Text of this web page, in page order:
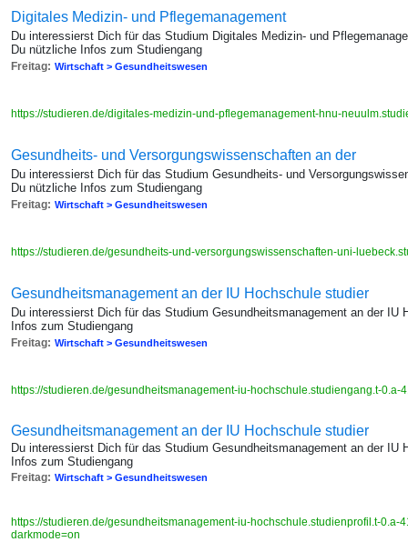
Di­gi­ta­les Me­di­zin- und Pfle­ge­ma­nage­ment
Du interessierst Dich für das Studium Di­gi­ta­les Me­di­zin- und
Du nützliche Infos zum Studiengang
Freitag: Wirtschaft > Gesundheitswesen
https://studieren.de/digitales-medizin-und-pflegemanagement-hnu-
Gesundheits- und Versorgungswissenschaften an der
Du interessierst Dich für das Studium Gesundheits- und
Du nützliche Infos zum Studiengang
Freitag: Wirtschaft > Gesundheitswesen
https://studieren.de/gesundheits-und-versorgungswissenschaften-uni-
Gesundheitsmanagement an der IU Hochschule studier
Du interessierst Dich für das Studium Gesundheitsmanagement an der IU
Infos zum Studiengang
Freitag: Wirtschaft > Gesundheitswesen
https://studieren.de/gesundheitsmanagement-iu-hochschule.studiengang.t-0.a-
Gesundheitsmanagement an der IU Hochschule studier
Du interessierst Dich für das Studium Gesundheitsmanagement an der IU
Infos zum Studiengang
Freitag: Wirtschaft > Gesundheitswesen
https://studieren.de/gesundheitsmanagement-iu-hochschule.studienprofil.t-0.a-
darkmode=on